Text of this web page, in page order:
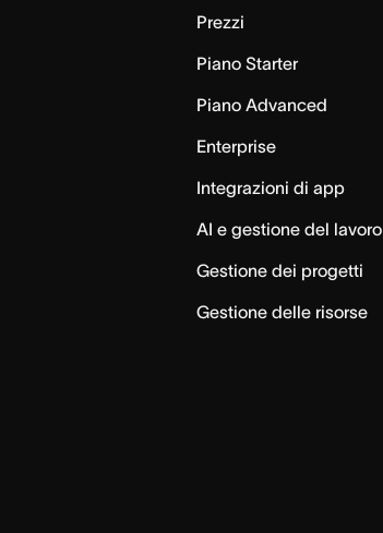
Prezzi
Piano Starter
Piano Advanced
Enterprise
Integrazioni di app
AI e gestione del lavoro
Gestione dei progetti
Gestione delle risorse